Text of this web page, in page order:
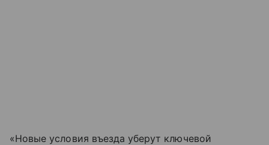
«Новые условия въезда уберут ключевой